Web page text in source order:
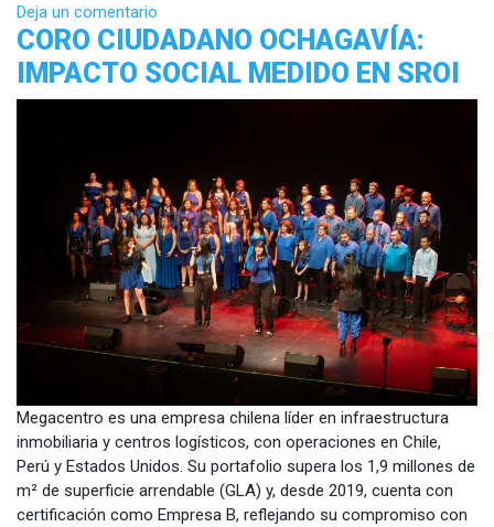
Deja un comentario
CORO CIUDADANO OCHAGAVÍA:
IMPACTO SOCIAL MEDIDO EN SROI
Megacentro es una empresa chilena líder en infraestructura
inmobiliaria y centros logísticos, con operaciones en Chile,
Perú y Estados Unidos. Su portafolio supera los 1,9 millones de
m² de superficie arrendable (GLA) y, desde 2019, cuenta con
certificación como Empresa B, reflejando su compromiso con